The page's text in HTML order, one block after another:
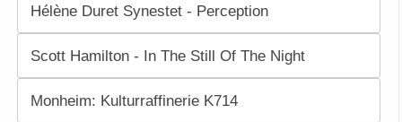
Hélène Duret Synestet - Perception
Scott Hamilton - In The Still Of The Night
Monheim: Kulturraffinerie K714